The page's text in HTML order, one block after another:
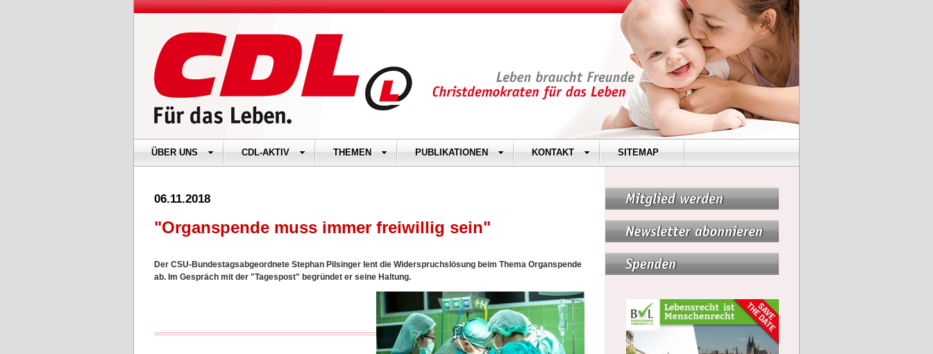
ÜBER UNS CDL-AKTIV THEMEN PUBLIKATIONEN KONTAKT SITEMAP
06.11.2018
"Organspende muss immer freiwillig sein"
Der CSU-Bundestagsabgeordnete Stephan Pilsinger lent die Widerspruchslösung beim Thema Organspende
ab. Im Gespräch mit der "Tagespost" begründet er seine Haltung.